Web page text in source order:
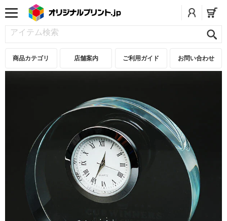
商品カテゴリ 店舗案内 ご利用ガイド お問い合わせ